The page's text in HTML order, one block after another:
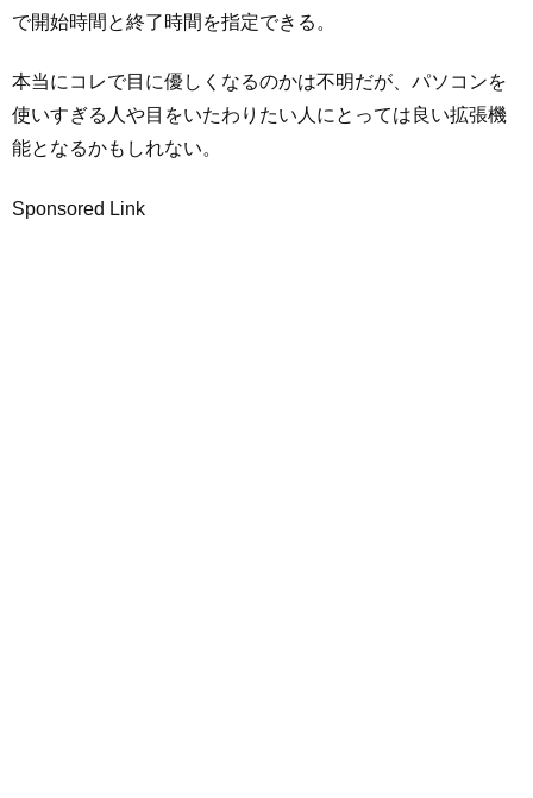
で開始時間と終了時間を指定できる。
本当にコレで目に優しくなるのかは不明だが、パソコンを
使いすぎる人や目をいたわりたい人にとっては良い拡張機
能となるかもしれない。
Sponsored Link